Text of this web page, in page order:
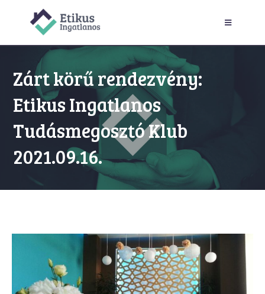
Zárt körű rendezvény:
Etikus Ingatlanos
Tudásmegosztó Klub
2021.09.16.